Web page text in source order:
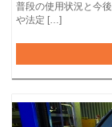
普段の使用状況と今
や法定 […]